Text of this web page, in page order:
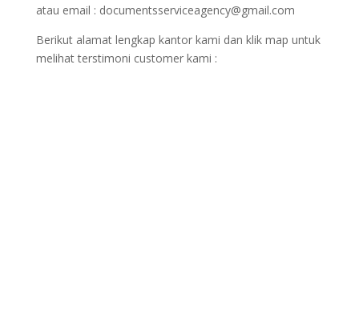
atau email : documentsserviceagency@gmail.com
Berikut alamat lengkap kantor kami dan klik map untuk
melihat terstimoni customer kami :